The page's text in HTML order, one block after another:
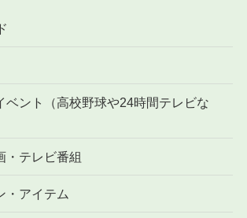
ベント（高校野球や24時間テレビな
・テレビ番組
・アイテム